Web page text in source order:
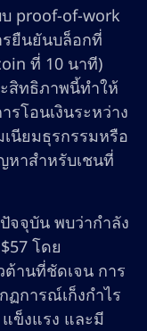
proof-of-work
ยืนยันบล็อกที่
ที่ 10 นาที)
สิทธิภาพนี้ทำให้
โอนเงินระหว่าง
นียมธุรกรรมหรือ
หาสำหรับเชนที่
จจุบัน พบว่ากำลัง
โดย
านที่ชัดเจน การ
การณ์เก็งกำไร
ข็งแรง และมี